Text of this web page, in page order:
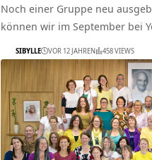
Noch einer Gruppe neu
können wir im September bei
SIBYLLE VOR 12 JAHREN 458 VIEWS